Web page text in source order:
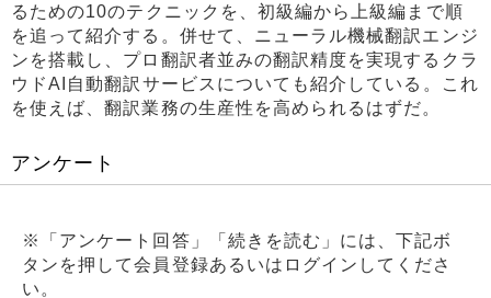
るための10のテクニックを、初級編から上級編まで順
を追って紹介する。併せて、ニューラル機械翻訳エンジ
ンを搭載し、プロ翻訳者並みの翻訳精度を実現するクラ
ウドAI自動翻訳サービスについても紹介している。これ
を使えば、翻訳業務の生産性を高められるはずだ。
アンケート
※「アンケート回答」「続きを読む」には、下記ボ
タンを押して会員登録あるいはログインしてくださ
い。